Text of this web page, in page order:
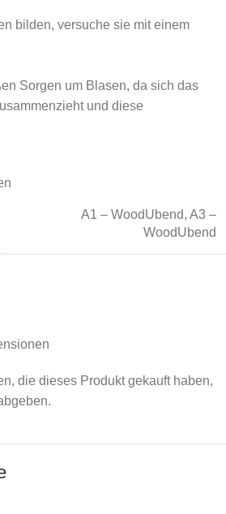
bilden, versuche sie mit einem
Sorgen um Blasen, da sich das
und diese
A1 – WoodUbend, A3 –
WoodUbend
die dieses Produkt gekauft haben,